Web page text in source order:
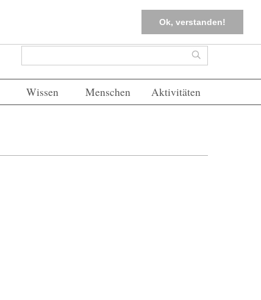
Ok, verstanden!
FAQs Einloggen
Suchformular Suche
Wissen Menschen Aktivitäten